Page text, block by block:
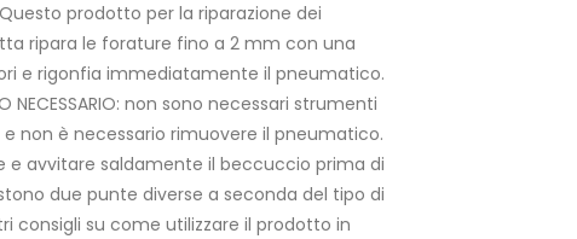
Questo prodotto per la riparazione dei
ripara le forature fino a 2 mm con una
e rigonfia immediatamente il pneumatico.
NECESSARIO: non sono necessari strumenti
non è necessario rimuovere il pneumatico.
e avvitare saldamente il beccuccio prima di
due punte diverse a seconda del tipo di
consigli su come utilizzare il prodotto in